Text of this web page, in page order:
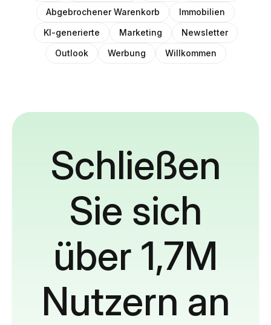
Abgebrochener Warenkorb
Immobilien
KI-generierte
Marketing
Newsletter
Outlook
Werbung Willkommen
Schließen
Sie sich
über 1,7M
Nutzern an